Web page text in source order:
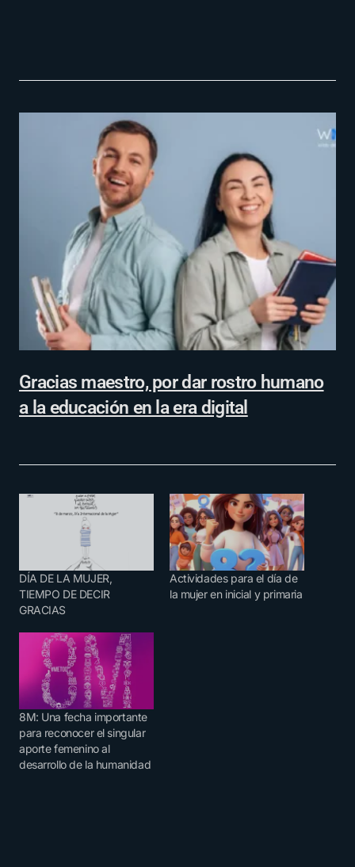
Gracias maestro, por dar rostro humano
a la educación en la era digital
DÍA DE LA MUJER,
TIEMPO DE DECIR
GRACIAS
Actividades para el día de
la mujer en inicial y primaria
8M: Una fecha importante
para reconocer el singular
aporte femenino al
desarrollo de la humanidad